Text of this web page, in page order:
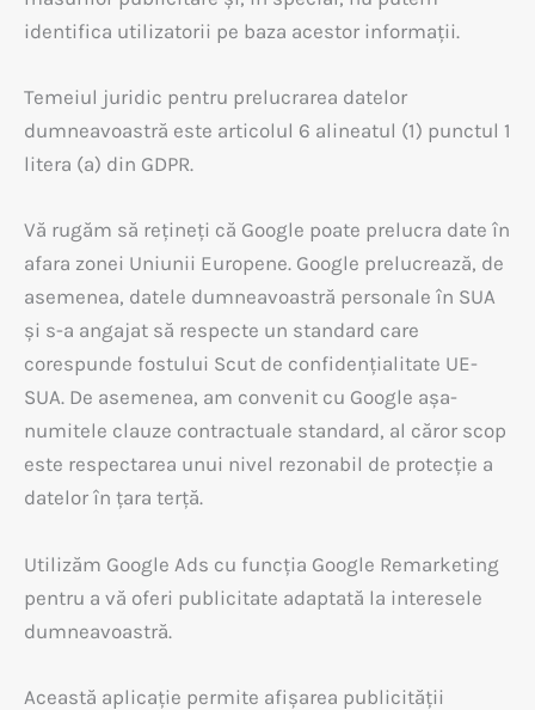
identifica utilizatorii pe baza acestor informații.
Temeiul juridic pentru prelucrarea datelor
dumneavoastră este articolul 6 alineatul (1) punctul 1
litera (a) din GDPR.
Vă rugăm să rețineți că Google poate prelucra date în
afara zonei Uniunii Europene. Google prelucrează, de
asemenea, datele dumneavoastră personale în SUA
și s-a angajat să respecte un standard care
corespunde fostului Scut de confidențialitate UE-
SUA. De asemenea, am convenit cu Google așa-
numitele clauze contractuale standard, al căror scop
este respectarea unui nivel rezonabil de protecție a
datelor în țara terță.
Utilizăm Google Ads cu funcția Google Remarketing
pentru a vă oferi publicitate adaptată la interesele
dumneavoastră.
Această aplicație permite afișarea publicității